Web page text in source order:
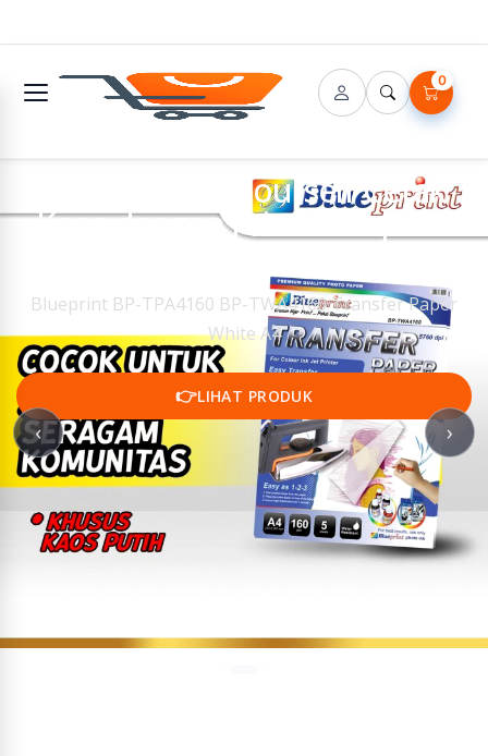
0
🔌 DIY - Do It Yourself Cetak
Kaos dengan Printer Inkjet di
Blueprint BP-TPA4160 BP-TWA4160 Transfer Paper
White A4
👉LIHAT PRODUK
‹ ›